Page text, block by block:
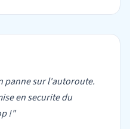
panne sur l'autoroute.
en securite du
!"